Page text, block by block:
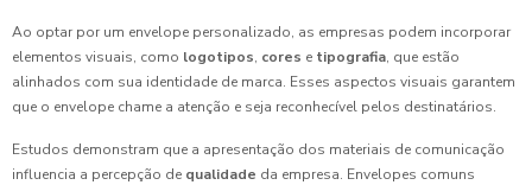
Ao optar por um envelope personalizado, as empresas podem incorporar
elementos visuais, como logotipos, cores e tipografia, que estão
alinhados com sua identidade de marca. Esses aspectos visuais garantem
que o envelope chame a atenção e seja reconhecível pelos destinatários.
Estudos demonstram que a apresentação dos materiais de comunicação
influencia a percepção de qualidade da empresa. Envelopes comuns